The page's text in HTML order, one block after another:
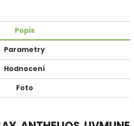
Popis
Parametry
Hodnocení
Foto